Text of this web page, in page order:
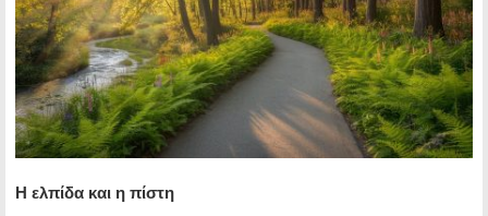
Η ελπίδα και η πίστη